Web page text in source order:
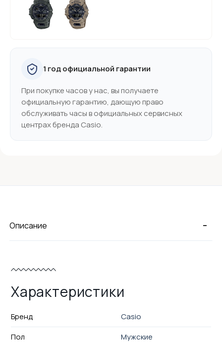
1 год официальной гарантии
При покупке часов у нас, вы получаете
официальную гарантию, дающую право
обслуживать часы в официальных сервисных
центрах бренда Casio.
-
Описание
Характеристики
Бренд
Casio
Пол
Мужские